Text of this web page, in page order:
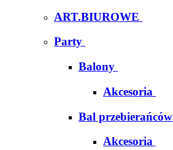
ART.BIUROWE
Party
Balony
Akcesoria
Bal przebierańców
Akcesoria